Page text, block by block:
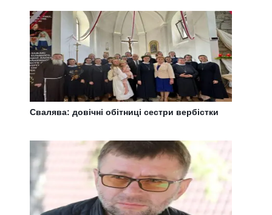
Свалява: довічні обітниці сестри вербістки